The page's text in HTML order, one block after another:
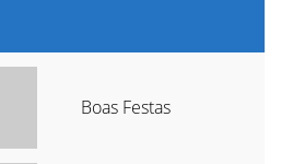
Boas Festas